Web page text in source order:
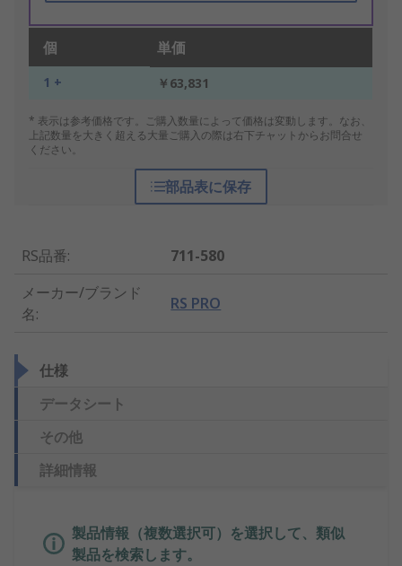
個 単価
1 + ￥63,831
* 表示は参考価格です。ご購入数量によって価格は変動します。なお、
上記数量を大きく超える大量ご購入の際は右下チャットからお問合せ
ください。
部品表に保存
RS品番:
711-580
メーカー/ブランド
名:
RS PRO
仕様
データシート
その他
詳細情報
製品情報（複数選択可）を選択して、類似
製品を検索します。